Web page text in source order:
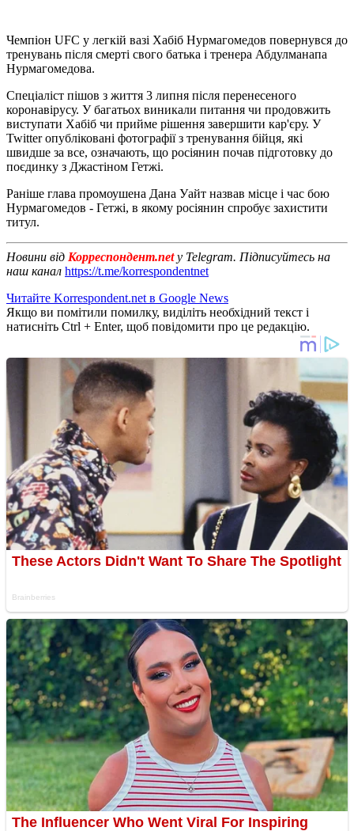
Чемпіон UFC у легкій вазі Хабіб Нурмагомедов повернувся до
тренувань після смерті свого батька і тренера Абдулманапа
Нурмагомедова.
Спеціаліст пішов з життя 3 липня після перенесеного
коронавірусу. У багатьох виникали питання чи продовжить
виступати Хабіб чи прийме рішення завершити кар'єру. У
Twitter опубліковані фотографії з тренування бійця, які
швидше за все, означають, що росіянин почав підготовку до
поєдинку з Джастіном Гетжі.
Раніше глава промоушена Дана Уайт назвав місце і час бою
Нурмагомедов - Гетжі, в якому росіянин спробує захистити
титул.
Новини від Корреспондент.net у Telegram. Підписуйтесь на
наш канал https://t.me/korrespondentnet
Читайте Korrespondent.net в Google News
Якщо ви помітили помилку, виділіть необхідний текст і
натисніть Ctrl + Enter, щоб повідомити про це редакцію.